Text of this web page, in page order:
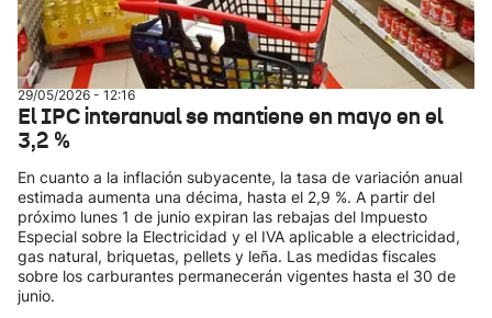
29/05/2026 - 12:16
El IPC interanual se mantiene en mayo en el
3,2 %
En cuanto a la inflación subyacente, la tasa de variación anual
estimada aumenta una décima, hasta el 2,9 %. A partir del
próximo lunes 1 de junio expiran las rebajas del Impuesto
Especial sobre la Electricidad y el IVA aplicable a electricidad,
gas natural, briquetas, pellets y leña. Las medidas fiscales
sobre los carburantes permanecerán vigentes hasta el 30 de
junio.